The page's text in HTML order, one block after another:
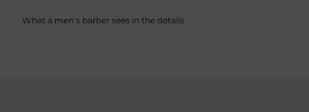
What a men’s barber sees in the details